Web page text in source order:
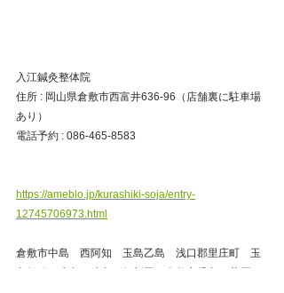
入江鍼灸整体院
住所 : 岡山県倉敷市西富井636-96（店舗裏に駐車場
あり）
電話予約 : 086-465-8583
https://ameblo.jp/kurashiki-soja/entry-
12745706973.html
倉敷市中島　西阿知　玉島乙島　浅口郡里庄町　玉